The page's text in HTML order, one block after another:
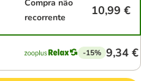
Compra não
recorrente
10,99 €
-15% 9,34 €